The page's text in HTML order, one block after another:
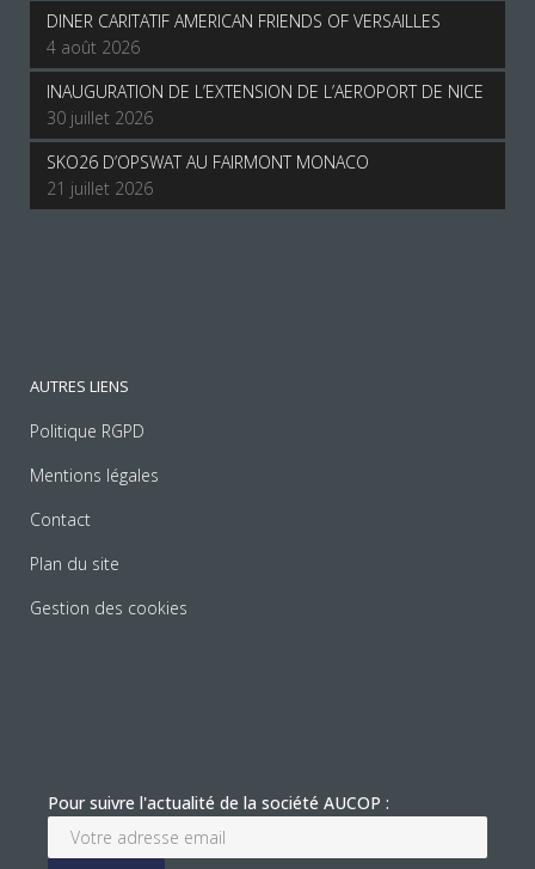
DINER CARITATIF AMERICAN FRIENDS OF VERSAILLES
4 août 2026
INAUGURATION DE L’EXTENSION DE L’AEROPORT DE NICE
30 juillet 2026
SKO26 D’OPSWAT AU FAIRMONT MONACO
21 juillet 2026
AUTRES LIENS
Politique RGPD
Mentions légales
Contact
Plan du site
Gestion des cookies
Pour suivre l'actualité de la société AUCOP :